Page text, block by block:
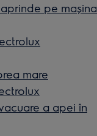
pe mașina
mare
a apei în